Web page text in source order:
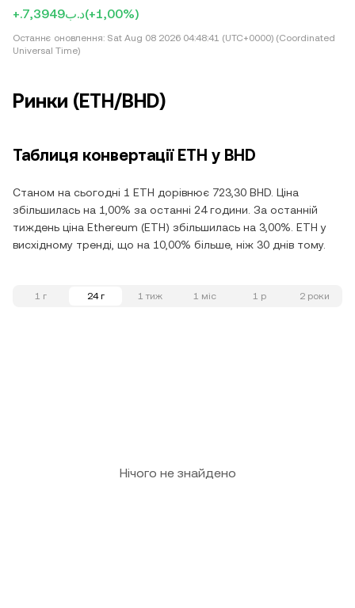
+.د.ب7,3949(+1,00%)
Останнє оновлення: Sat Aug 08 2026 04:48:41 (UTC+0000) (Coordinated
Universal Time)
Ринки (ETH/BHD)
Таблиця конвертації ETH у BHD
Станом на сьогодні 1 ETH дорівнює 723,30 BHD. Ціна
збільшилась на 1,00% за останні 24 години. За останній
тиждень ціна Ethereum (ETH) збільшилась на 3,00%. ETH у
висхідному тренді, що на 10,00% більше, ніж 30 днів тому.
1 г 24 г 1 тиж 1 міс 1 р 2 роки
Нічого не знайдено